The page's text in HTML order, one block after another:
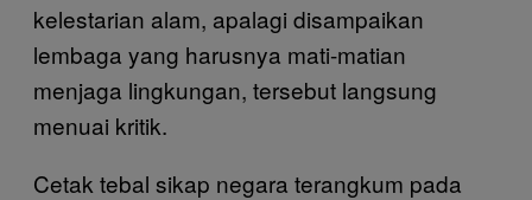
kelestarian alam, apalagi disampaikan
lembaga yang harusnya mati-matian
menjaga lingkungan, tersebut langsung
menuai kritik.
Cetak tebal sikap negara terangkum pada